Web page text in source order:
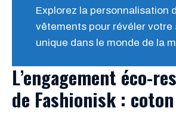
Explorez la personnalisation
vêtements pour révéler votre
unique dans le monde de la
L’engagement éco-
de Fashionisk :